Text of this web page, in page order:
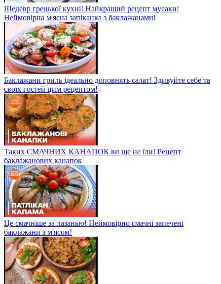
Шедевр грецької кухні! Найкращий рецепт мусаки!
Неймовірна м'ясна запіканка з баклажанами!
Баклажани гриль ідеально доповнять салат! Здивуйте себе та
своїх гостей цим рецептом!
Таких СМАЧНИХ КАНАПОК ви ще не їли! Рецепт
баклажанових канапок
Це смачніше за лазанью! Неймовірно смачні запечені
баклажани з м'ясом!